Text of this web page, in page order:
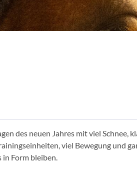
des neuen Jahres mit viel Schnee,
viel Bewegung und
in Form bleiben.